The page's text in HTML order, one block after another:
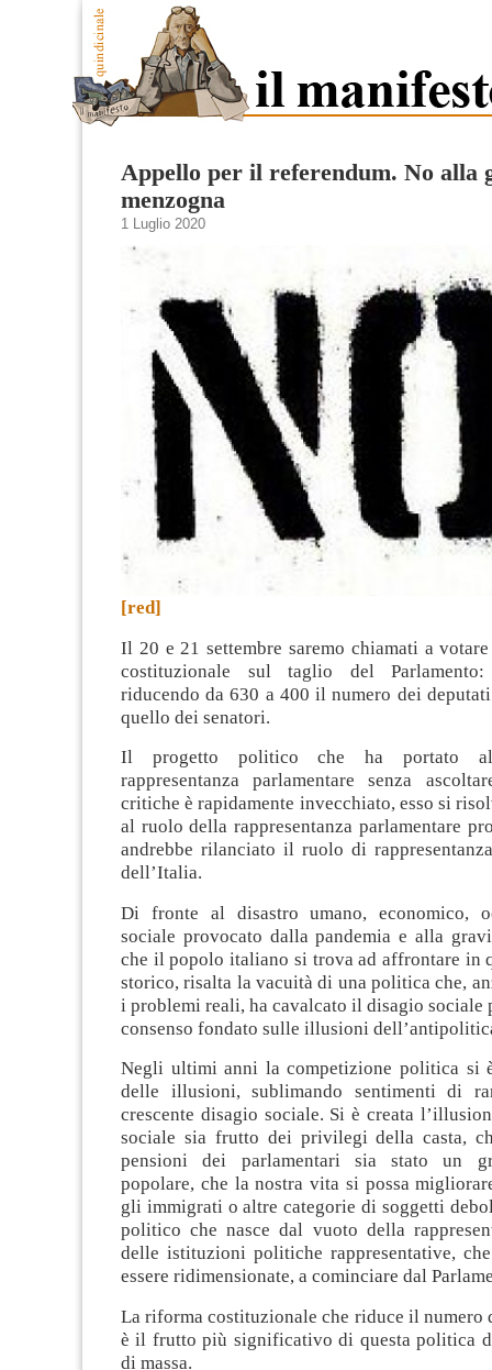
Appello per il referendum. No alla
menzogna
1 Luglio 2020
[red]
Il 20 e 21 settembre saremo chiamati a
costituzionale sul taglio del
riducendo da 630 a 400 il numero dei
quello dei senatori.
Il progetto politico che ha portato
rappresentanza parlamentare senza
critiche è rapidamente invecchiato, esso si
al ruolo della rappresentanza parlamentare
andrebbe rilanciato il ruolo di
dell’Italia.
Di fronte al disastro umano, economico,
sociale provocato dalla pandemia e alla
che il popolo italiano si trova ad affrontare in
storico, risalta la vacuità di una politica che,
i problemi reali, ha cavalcato il disagio sociale
consenso fondato sulle illusioni
Negli ultimi anni la competizione politica si
delle illusioni, sublimando sentimenti di
crescente disagio sociale. Si è creata
sociale sia frutto dei privilegi della casta,
pensioni dei parlamentari sia stato un
popolare, che la nostra vita si possa
gli immigrati o altre categorie di soggetti
politico che nasce dal vuoto della
delle istituzioni politiche rappresentative,
essere ridimensionate, a cominciare dal
La riforma costituzionale che riduce il numero
è il frutto più significativo di questa politica
di massa.